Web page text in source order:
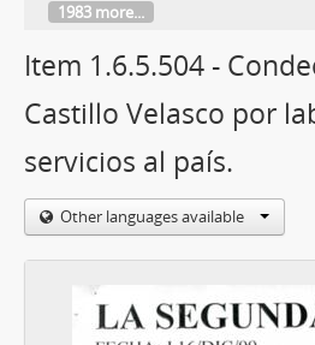
1983 more...
Item 1.6.5.504 -
Castillo Velasco por
servicios al país.
Other languages available